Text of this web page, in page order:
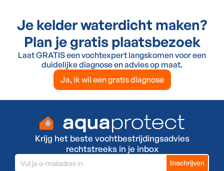
Je kelder waterdicht maken?
Plan je gratis plaatsbezoek
Laat GRATIS een vochtexpert langskomen voor een
duidelijke diagnose en advies op maat.
Ja, ik wil een gratis diagnose
Krijg het beste vochtbestrijdingsadvies
rechtstreeks in je inbox